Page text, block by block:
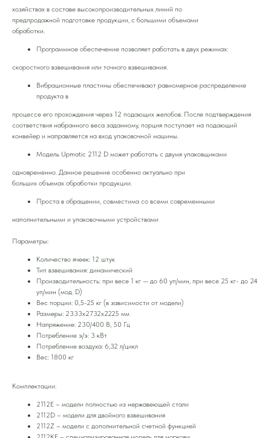
хозяйствах в составе высокопроизводительных линий по
предпродажной подготовке продукции, с большими объемами
обработки.
Программное обеспечение позволяет работать в двух режимах:
скоростного взвешивания или точного взвешивания.
Вибрационные пластины обеспечивают равномерное распределение
продукта в
процессе его прохождения через 12 подающих желобов. После подтверждения
соответствия набранного веса заданному, порция поступает на подающий
конвейер и направляется на вход упаковочной машины.
Модель Upmatic 2112 D может работать с двумя упаковщиками
одновременно. Данное решение особенно актуально при
больших объемах обработки продукции.
Проста в обращении, совместима со всеми современными
наполнительными и упаковочными устройствами
Параметры:
Количество ячеек: 12 штук
Тип взвешивания: динамический
Производительность: при весе 1 кг — до 60 уп/мин, при весе 25 кг- до 24
уп/мин (мод. D)
Вес порции: 0,5-25 кг (в зависимости от модели)
Размеры: 2333х2732х2225 мм
Напряжение: 230/400 В, 50 Гц
Потребление э/э: 3 кВт
Потребление воздуха: 6,32 л/цикл
Вес: 1800 кг
Комплектации:
2112Е – модели полностью из нержавеющей стали
2112D – модели для двойного взвешивания
2112Z – модели с дополнительной счетной функцией